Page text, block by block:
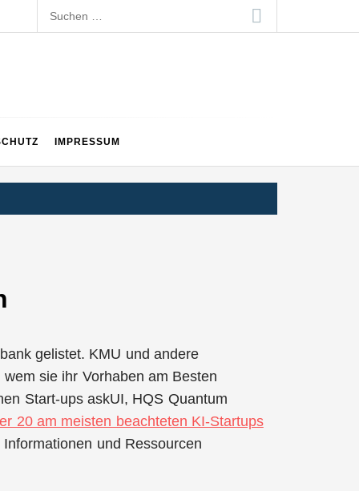
Suchen
nach:
IMPRESSUM
gelistet. KMU und andere
sie ihr Vorhaben am Besten
Start-ups askUI, HQS Quantum
20 am meisten beachteten KI-Startups
und Ressourcen